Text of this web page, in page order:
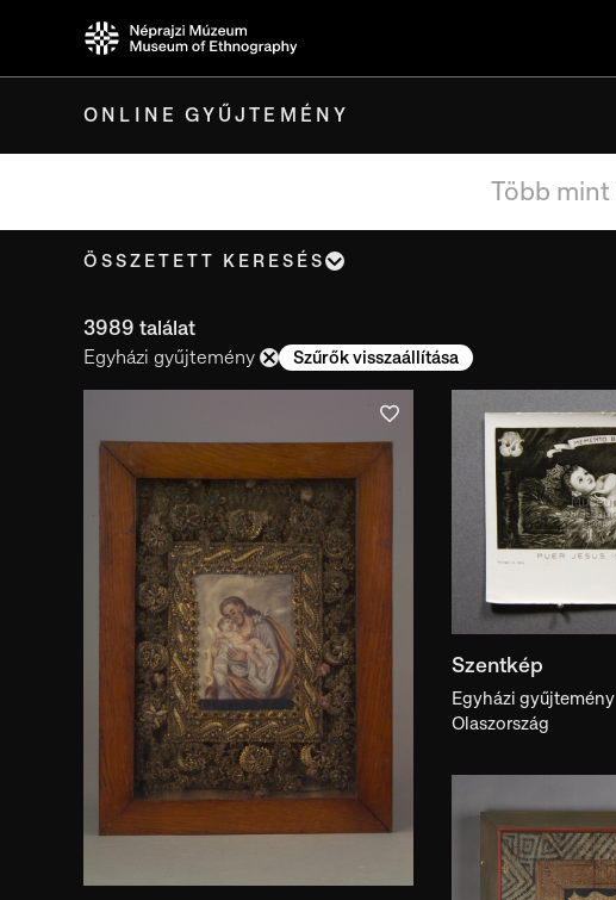
ONLINE GYŰJTEMÉNY
ÖSSZETETT KERESÉS
Készítés helye
készítés helye
Gyűjtemény
Egyházi gyűjtemény
Előadásmód
előadásmód
Gyűjtő
3989 találat
Egyházi gyűjtemény Szűrők visszaállítása
Szentkép
Egyházi gyűjtemény
Olaszország